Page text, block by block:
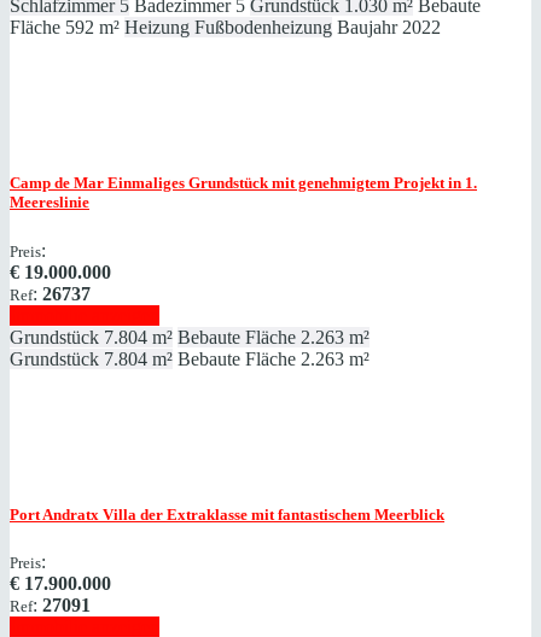
Schlafzimmer 5 Badezimmer 5 Grundstück 1.030 m² Bebaute
Fläche 592 m² Heizung Fußbodenheizung Baujahr 2022
Camp de Mar Einmaliges Grundstück mit genehmigtem Projekt in 1.
Meereslinie
Preis:
€ 19.000.000
Ref: 26737
Grundstück 7.804 m² Bebaute Fläche 2.263 m²
Grundstück 7.804 m² Bebaute Fläche 2.263 m²
Port Andratx Villa der Extraklasse mit fantastischem Meerblick
Preis:
€ 17.900.000
Ref: 27091